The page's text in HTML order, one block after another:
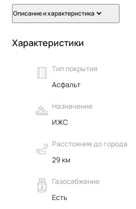
Описание и характеристика
Характеристики
Тип покрытия
Асфальт
Назначение
ИЖС
Расстояние до города
29 км
Газосабжение
Есть